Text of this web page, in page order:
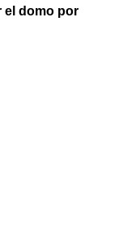
el domo por